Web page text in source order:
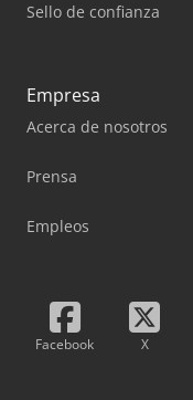
Sello de confianza
Empresa
Acerca de nosotros
Prensa
Empleos
Facebook X